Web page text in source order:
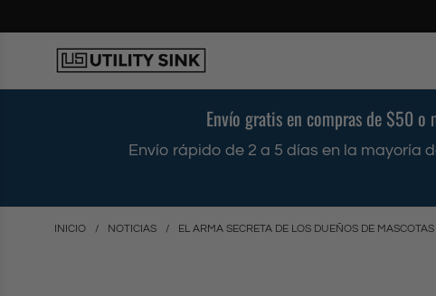
a
n
Envío gratis en compras de $50 o
Envío rápido de 2 a 5 días en la mayoría
INICIO / NOTICIAS / EL ARMA SECRETA DE LOS DUEÑOS DE MASCOTAS